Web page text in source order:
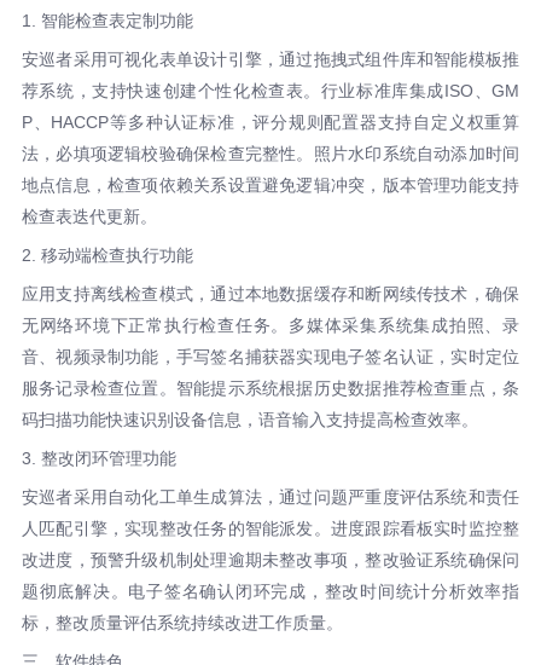
1. 智能检查表定制功能
安巡者采用可视化表单设计引擎，通过拖拽式组件库和智能模板推
荐系统，支持快速创建个性化检查表。行业标准库集成ISO、GM
P、HACCP等多种认证标准，评分规则配置器支持自定义权重算
法，必填项逻辑校验确保检查完整性。照片水印系统自动添加时间
地点信息，检查项依赖关系设置避免逻辑冲突，版本管理功能支持
检查表迭代更新。
2. 移动端检查执行功能
应用支持离线检查模式，通过本地数据缓存和断网续传技术，确保
无网络环境下正常执行检查任务。多媒体采集系统集成拍照、录
音、视频录制功能，手写签名捕获器实现电子签名认证，实时定位
服务记录检查位置。智能提示系统根据历史数据推荐检查重点，条
码扫描功能快速识别设备信息，语音输入支持提高检查效率。
3. 整改闭环管理功能
安巡者采用自动化工单生成算法，通过问题严重度评估系统和责任
人匹配引擎，实现整改任务的智能派发。进度跟踪看板实时监控整
改进度，预警升级机制处理逾期未整改事项，整改验证系统确保问
题彻底解决。电子签名确认闭环完成，整改时间统计分析效率指
标，整改质量评估系统持续改进工作质量。